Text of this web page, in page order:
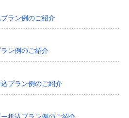
ラン例のご紹介
ン例のご紹介
プラン例のご紹介
折込プラン例のご紹介